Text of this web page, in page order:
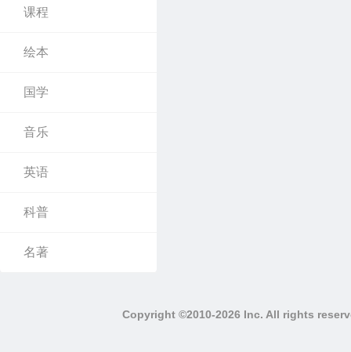
课程
绘本
国学
音乐
英语
科普
名著
Copyright ©2010-2026 Inc. All rights